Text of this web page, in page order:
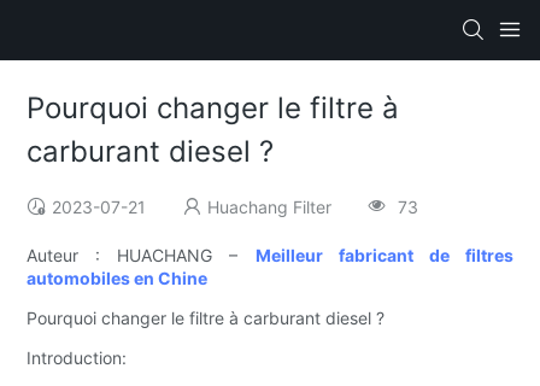
Pourquoi changer le filtre à
carburant diesel ?
2023-07-21 Huachang Filter 73
Auteur : HUACHANG – Meilleur fabricant de filtres
automobiles en Chine
Pourquoi changer le filtre à carburant diesel ?
Introduction: